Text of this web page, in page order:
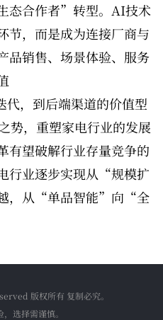
合作者”转型。AI技术
节，而是成为连接厂商与
品销售、场景体验、服务
代，到后端渠道的价值型
势，重塑家电行业的发展
有望破解行业存量竞争的
行业逐步实现从“规模扩
，从“单品智能”向“全
版权所有 复制必究。
选择需谨慎。